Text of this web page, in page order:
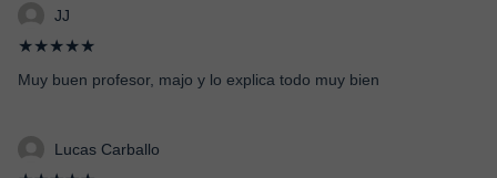
JJ
★★★★★
Muy buen profesor, majo y lo explica todo muy bien
Lucas Carballo